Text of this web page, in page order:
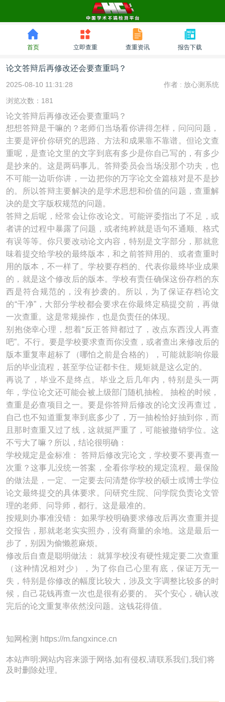
首页 立即查重 查重资讯 报告下载
论文答辩后再修改还会要查重吗？
2025-08-10 11:31:28 作者 : 放心测系统
浏览次数：181
论文答辩后再修改还会要查重吗？
想想答辩是干嘛的？老师们当场看你讲得怎样，问问问题，
主要是评价你研究的思路、方法和成果靠不靠谱。但论文查
重呢，是查论文里的文字到底有多少是你自己写的，有多少
是抄来的。这是两码事儿。答辩委员会当场没那个功夫，也
不可能一边听你讲，一边把你的万字论文全篇核对是不是抄
的。所以答辩主要解决的是学术思想和价值的问题，查重解
决的是文字版权规范的问题。
答辩之后呢，经常会让你改论文。可能评委指出了不足，或
者讲的过程中暴露了问题，或者纯粹就是语句不通顺、格式
有误等等。你只要改动论文内容，特别是文字部分，那就意
味着提交给学校的最终版本，和之前答辩用的、或者查重时
用的版本，不一样了。学校要存档的、代表你最终毕业成果
的，就是这个修改后的版本。学校有责任确保这份存档的东
西是符合规范的，没有抄袭的。所以，为了保证存档论文
的“干净”，大部分学校都会要求在你最终定稿提交前，再做
一次查重。这是常规操作，也是负责任的体现。
别抱侥幸心理，想着“反正答辩都过了，改点东西没人再查
吧”。不行。要是学校要求查而你没查，或者查出来修改后的
版本重复率超标了（哪怕之前是合格的），可能就影响你最
后的毕业流程，甚至学位证都卡住。规矩就是这么定的。
再说了，毕业不是终点。毕业之后几年内，特别是头一两
年，学位论文还可能会被上级部门随机抽检。 抽检的时候，
查重是必查项目之一。要是你答辩后修改的论文没再查过，
自己也不知道重复率到底多少了，万一抽检恰好抽到你，而
且那时查重又过了线，这就挺严重了，可能被撤销学位。这
不亏大了嘛？所以，结论很明确：
学校规定是金标准： 答辩后修改完论文，学校要不要再查一
次重？这事儿没统一答案，全看你学校的规定流程。最保险
的做法是，一定、一定要去问清楚你学校的硕士或博士学位
论文最终提交的具体要求。问研究生院、问学院负责论文管
理的老师、问导师，都行。这是最准的。
按规则办事准没错： 如果学校明确要求修改后再次查重并提
交报告，那就老老实实照办，没有商量的余地。这是最后一
步了，别因为偷懒惹麻烦。
修改后自查是聪明做法： 就算学校没有硬性规定要二次查重
（这种情况相对少），为了你自己心里有底，保证万无一
失，特别是你修改的幅度比较大，涉及文字调整比较多的时
候，自己花钱再查一次也是很有必要的。 买个安心，确认改
完后的论文重复率依然没问题。这钱花得值。
知网检测 https://m.fangxince.cn
本站声明:网站内容来源于网络,如有侵权,请联系我们,我们将
及时删除处理。